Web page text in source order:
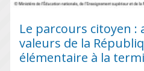
Le parcours citoyen :
valeurs de la
élémentaire à la